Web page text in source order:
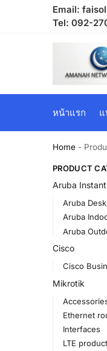
Email:
Tel: 092-
หน้าแรก
Home -
PRODUCT
Aruba
Aruba
Aruba
Aruba
Cisco
Cisco
Mikrotik
Ethernet
Interfaces
LTE